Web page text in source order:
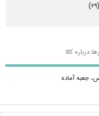
(۲۹)
درباره کالا
جعبه آماده